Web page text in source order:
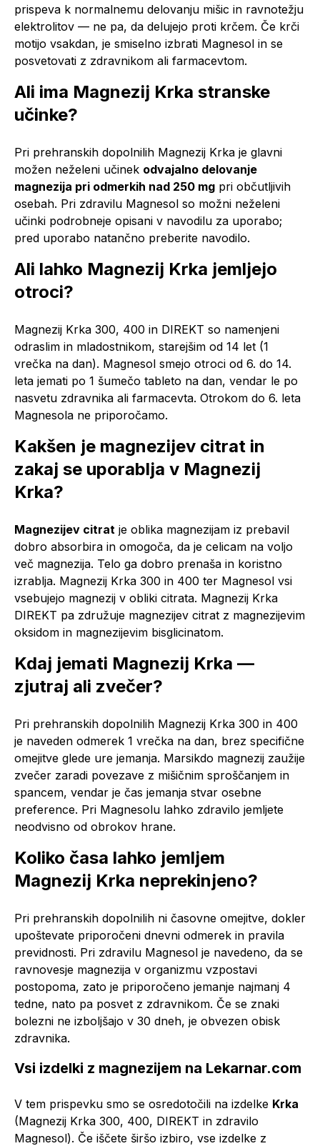
prispeva k normalnemu delovanju mišic in ravnotežju
elektrolitov — ne pa, da delujejo proti krčem. Če krči
motijo vsakdan, je smiselno izbrati Magnesol in se
posvetovati z zdravnikom ali farmacevtom.
Ali ima Magnezij Krka stranske
učinke?
Pri prehranskih dopolnilih Magnezij Krka je glavni
možen neželeni učinek odvajalno delovanje
magnezija pri odmerkih nad 250 mg pri občutljivih
osebah. Pri zdravilu Magnesol so možni neželeni
učinki podrobneje opisani v navodilu za uporabo;
pred uporabo natančno preberite navodilo.
Ali lahko Magnezij Krka jemljejo
otroci?
Magnezij Krka 300, 400 in DIREKT so namenjeni
odraslim in mladostnikom, starejšim od 14 let (1
vrečka na dan). Magnesol smejo otroci od 6. do 14.
leta jemati po 1 šumečo tableto na dan, vendar le po
nasvetu zdravnika ali farmacevta. Otrokom do 6. leta
Magnesola ne priporočamo.
Kakšen je magnezijev citrat in
zakaj se uporablja v Magnezij
Krka?
Magnezijev citrat je oblika magnezijam iz prebavil
dobro absorbira in omogoča, da je celicam na voljo
več magnezija. Telo ga dobro prenaša in koristno
izrablja. Magnezij Krka 300 in 400 ter Magnesol vsi
vsebujejo magnezij v obliki citrata. Magnezij Krka
DIREKT pa združuje magnezijev citrat z magnezijevim
oksidom in magnezijevim bisglicinatom.
Kdaj jemati Magnezij Krka —
zjutraj ali zvečer?
Pri prehranskih dopolnilih Magnezij Krka 300 in 400
je naveden odmerek 1 vrečka na dan, brez specifične
omejitve glede ure jemanja. Marsikdo magnezij zaužije
zvečer zaradi povezave z mišičnim sproščanjem in
spancem, vendar je čas jemanja stvar osebne
preference. Pri Magnesolu lahko zdravilo jemljete
neodvisno od obrokov hrane.
Koliko časa lahko jemljem
Magnezij Krka neprekinjeno?
Pri prehranskih dopolnilih ni časovne omejitve, dokler
upoštevate priporočeni dnevni odmerek in pravila
previdnosti. Pri zdravilu Magnesol je navedeno, da se
ravnovesje magnezija v organizmu vzpostavi
postopoma, zato je priporočeno jemanje najmanj 4
tedne, nato pa posvet z zdravnikom. Če se znaki
bolezni ne izboljšajo v 30 dneh, je obvezen obisk
zdravnika.
Vsi izdelki z magnezijem na Lekarnar.com
V tem prispevku smo se osredotočili na izdelke Krka
(Magnezij Krka 300, 400, DIREKT in zdravilo
Magnesol). Če iščete širšo izbiro, vse izdelke z